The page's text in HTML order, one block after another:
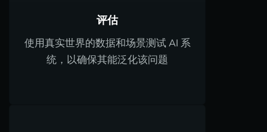
评估
使用真实世界的数据和场景测试 AI 系
统，以确保其能泛化该问题